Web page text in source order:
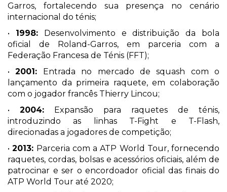
Garros, fortalecendo sua presença no cenário
internacional do ténis;
• 1998:Desenvolvimento e distribuição da bola
oficial de Roland-Garros, em parceria com a
Federação Francesa de Ténis (FFT);
•2001: Entrada no mercado de squash com o
lançamento da primeira raquete, em colaboração
com o jogador francês Thierry Lincou;
• 2004: Expansão para raquetes de ténis,
introduzindo as linhas T-Fight e T-Flash,
direcionadas a jogadores de competição;
•2013: Parceria com a ATP World Tour, fornecendo
raquetes, cordas, bolsas e acessórios oficiais, além de
patrocinar e ser o encordoador oficial das finais do
ATP World Tour até 2020;